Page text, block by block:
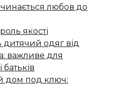
любов до
якості
дитячий одяг від
важливе для
батьків
дом под ключ: